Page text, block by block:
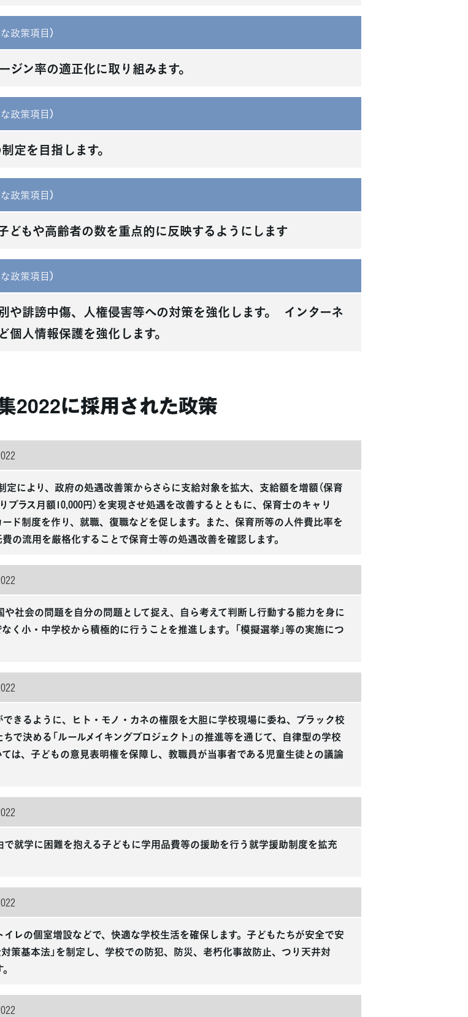
政策項目）
ン率の適正化に取り組みます。
政策項目）
定を目指します。
政策項目）
どもや高齢者の数を重点的に反映するようにします
政策項目）
や誹謗中傷、人権侵害等への対策を強化します。 インターネ
個人情報保護を強化します。
2022に採用された政策
定により、政府の処遇改善策からさらに支給対象を拡大、支給額を増額（保育
ラス月額10,000円）を実現させ処遇を改善するとともに、保育士のキャリ
ード制度を作り、就職、復職などを促します。また、保育所等の人件費比率を
の流用を厳格化することで保育士等の処遇改善を確認します。
社会の問題を自分の問題として捉え、自ら考えて判断し行動する能力を身に
く小・中学校から積極的に行うことを推進します。「模擬選挙」等の実施につ
きるように、ヒト・モノ・カネの権限を大胆に学校現場に委ね、ブラック校
で決める「ルールメイキングプロジェクト」の推進等を通じて、自律型の学校
は、子どもの意見表明権を保障し、教職員が当事者である児童生徒との議論
就学に困難を抱える子どもに学用品費等の援助を行う就学援助制度を拡充
レの個室増設などで、快適な学校生活を確保します。子どもたちが安全で安
策基本法」を制定し、学校での防犯、防災、老朽化事故防止、つり天井対